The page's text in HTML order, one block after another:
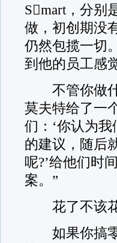
Smart，分别
做，初创期没
仍然包揽一切
到他的员工感
不管你做什
莫夫特给了一
们：‘你认为
的建议，随后
呢?’给他们时
案。”
花了不该
如果你搞零